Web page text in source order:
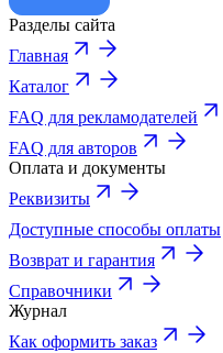
Разделы сайта
Главная
Каталог
FAQ для рекламодателей
FAQ для авторов
Оплата и документы
Реквизиты
Доступные способы оплаты
Возврат и гарантия
Справочники
Журнал
Как оформить заказ